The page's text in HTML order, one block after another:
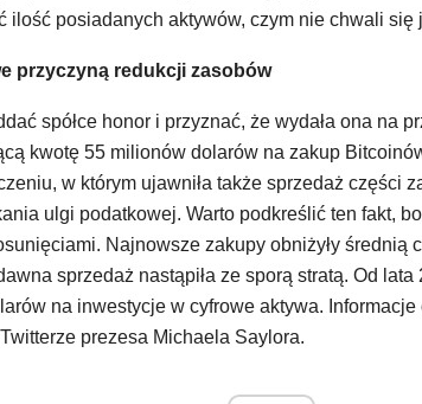
ilość posiadanych aktywów, czym nie chwali się
przyczyną redukcji zasobów
spółce honor i przyznać, że wydała ona na
kwotę 55 milionów dolarów na zakup
w którym ujawniła także sprzedaż części
ulgi podatkowej. Warto podkreślić ten fakt,
Najnowsze zakupy obniżyły średnią
sprzedaż nastąpiła ze sporą stratą. Od lata
na inwestycje w cyfrowe aktywa.
prezesa Michaela Saylora.